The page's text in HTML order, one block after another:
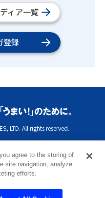
ィア一覧
登録
LTD. All rights reserved.
agree to the storing of
site navigation, analyze
efforts.